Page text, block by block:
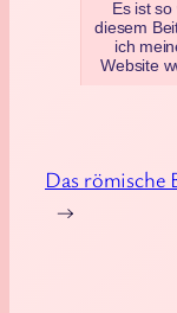
Es ist so
diesem
ich
Website
Das römische
→